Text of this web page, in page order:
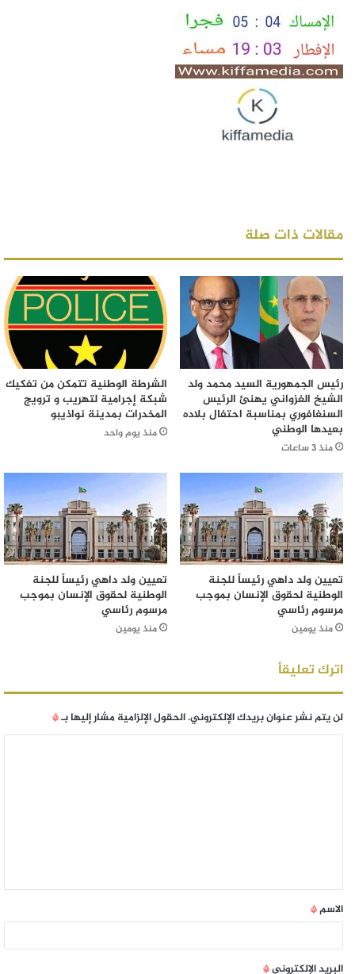
مقالات ذات صلة
رئيس الجمهورية السيد محمد ولد
الشيخ الغزواني يهنئ الرئيس
السنغافوري بمناسبة احتفال بلاده
بعيدها الوطني
منذ 3 ساعات
الشرطة الوطنية تتمكن من تفكيك
شبكة إجرامية لتهريب و ترويج
المخدرات بمدينة نواذيبو
منذ يوم واحد
تعيين ولد داهي رئيساً للجنة
الوطنية لحقوق الإنسان بموجب
مرسوم رئاسي
منذ يومين
تعيين ولد داهي رئيساً للجنة
الوطنية لحقوق الإنسان بموجب
مرسوم رئاسي
منذ يومين
اترك تعليقاً
لن يتم نشر عنوان بريدك الإلكتروني.الحقول الإلزامية مشار إليها بـ*
الاسم*
البريد الإلكتروني*